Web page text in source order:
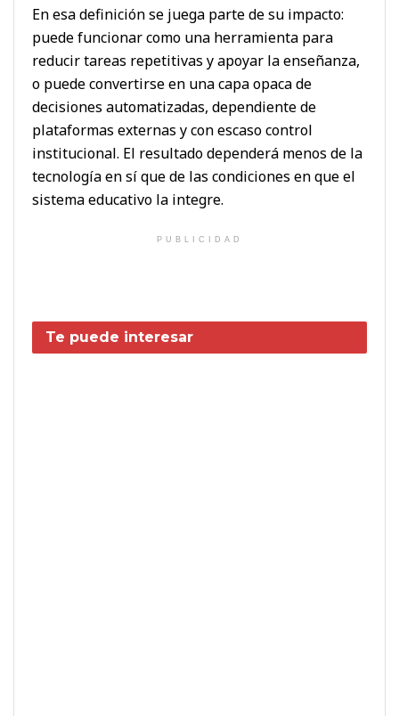
En esa definición se juega parte de su impacto:
puede funcionar como una herramienta para
reducir tareas repetitivas y apoyar la enseñanza,
o puede convertirse en una capa opaca de
decisiones automatizadas, dependiente de
plataformas externas y con escaso control
institucional. El resultado dependerá menos de la
tecnología en sí que de las condiciones en que el
sistema educativo la integre.
PUBLICIDAD
Te puede interesar